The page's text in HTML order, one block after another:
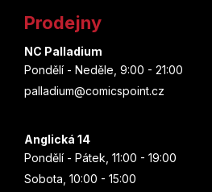
Prodejny
NC Palladium
Pondělí - Neděle, 9:00 - 21:00
palladium@comicspoint.cz
Anglická 14
Pondělí - Pátek, 11:00 - 19:00
Sobota, 10:00 - 15:00